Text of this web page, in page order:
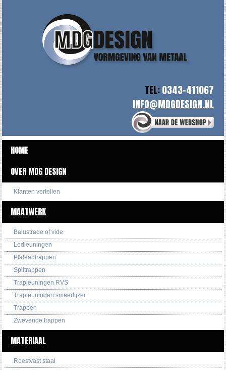
TEL:0343-411067
HOME
OVER MDG DESIGN
Klanten vertellen
MAATWERK
Balustrade of vide
Ledleuningen
Plateautrappen
Spiltrappen
Trapleuningen RVS
Trapleuningen smeedijzer
Trappen
Zwevende trappen
MATERIAAL
Roestvast staal